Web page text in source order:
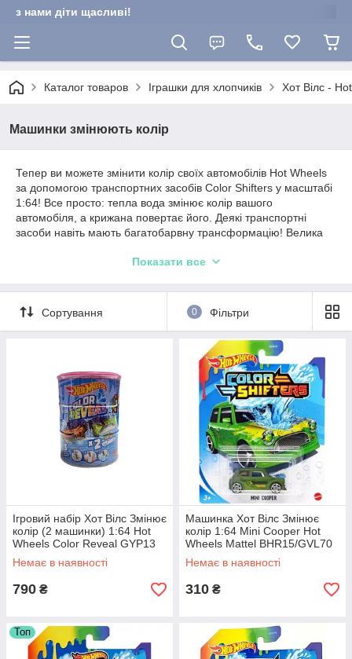
з нами діти щасливі!
Каталог товаров Іграшки для хлопчиків Хот Вілс -
Машинки змінюють колір
Тепер ви можете змінити колір своїх автомобілів Hot Wheels
за допомогою транспортних засобів Color Shifters у масштабі
1:64! Все просто: тепла вода змінює колір вашого
автомобіля, а крижана повертає його. Деякі транспортні
засоби навіть мають багатобарвну трансформацію! Велика
особливе для кожного автолюбителя.
Показати все
Сортування 0 Фільтри
Ігровий набір Хот Вілс Змінює
колір (2 машинки) 1:64 Hot
Wheels Color Reveal GYP13
Немає в наявності
790 ₴
Машинка Хот Вілс Змінює
колір 1:64 Mini Cooper Hot
Wheels Mattel BHR15/GVL70
Немає в наявності
310 ₴
Топ